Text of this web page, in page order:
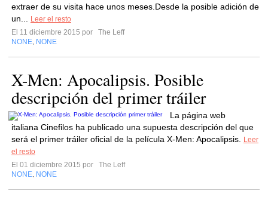
extraer de su visita hace unos meses.Desde la posible adición de
un...
Leer el resto
El 11 diciembre 2015 por
The Leff
NONE NONE
X-Men: Apocalipsis. Posible
descripción del primer tráiler
La página web
italiana Cinefilos ha publicado una supuesta descripción del que
será el primer tráiler oficial de la película X-Men: Apocalipsis.
Leer
el resto
El 01 diciembre 2015 por
The Leff
NONE NONE